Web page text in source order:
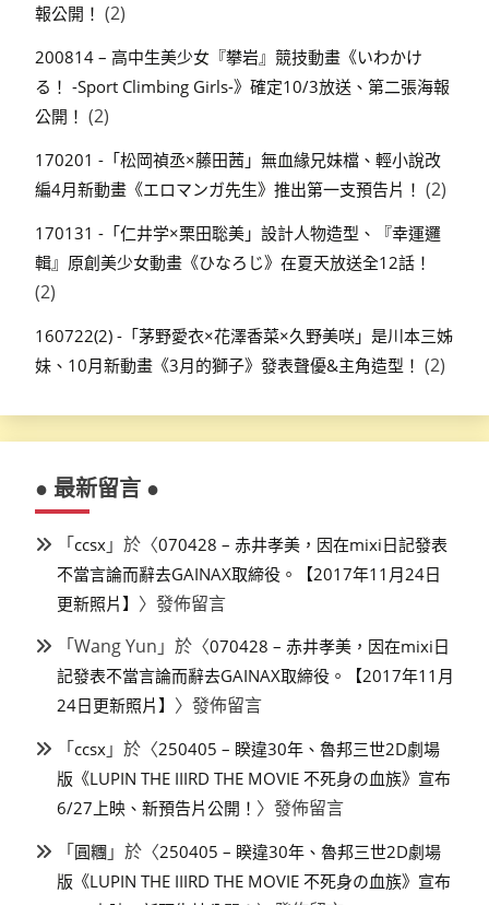
報公開！ (2)
200814 – 高中生美少女『攀岩』競技動畫《いわかけ
る！ -Sport Climbing Girls-》確定10/3放送、第二張海報
公開！ (2)
170201 -「松岡禎丞×藤田茜」無血緣兄妹檔、輕小說改
編4月新動畫《エロマンガ先生》推出第一支預告片！ (2)
170131 -「仁井学×栗田聡美」設計人物造型、『幸運邏
輯』原創美少女動畫《ひなろじ》在夏天放送全12話！
(2)
160722(2) -「茅野愛衣×花澤香菜×久野美咲」是川本三姊
妹、10月新動畫《3月的獅子》發表聲優&主角造型！ (2)
● 最新留言 ●
「ccsx 」於〈070428 – 赤井孝美，因在mixi日記發表
不當言論而辭去GAINAX取締役。【2017年11月24日
更新照片】 〉發佈留言
「Wang Yun 」於〈070428 – 赤井孝美，因在mixi日
記發表不當言論而辭去GAINAX取締役。【2017年11月
24日更新照片】 〉發佈留言
「ccsx 」於〈250405 – 睽違30年、魯邦三世2D劇場
版《LUPIN THE IIIRD THE MOVIE 不死身の血族》宣布
6/27上映、新預告片公開！ 〉發佈留言
「圓糰 」於〈250405 – 睽違30年、魯邦三世2D劇場
版《LUPIN THE IIIRD THE MOVIE 不死身の血族》宣布